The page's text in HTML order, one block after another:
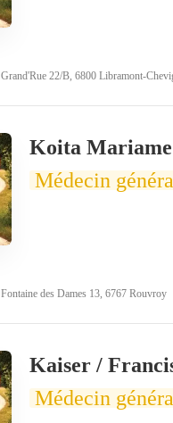
Grand'Rue 22/B, 6800 Libramont-
Koita Mariame
Médecin
Fontaine des Dames 13, 6767 Rouvroy
Kaiser /
Médecin